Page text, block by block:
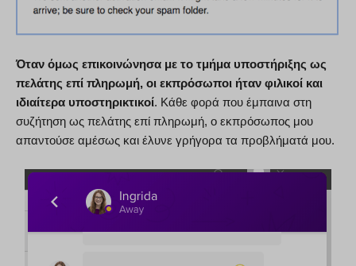
Όταν όμως επικοινώνησα με το τμήμα υποστήριξης ως
πελάτης επί πληρωμή, οι εκπρόσωποι ήταν φιλικοί και
ιδιαίτερα υποστηρικτικοί. Κάθε φορά που έμπαινα στη
συζήτηση ως πελάτης επί πληρωμή, ο εκπρόσωπος μου
απαντούσε αμέσως και έλυνε γρήγορα τα προβλήματά μου.